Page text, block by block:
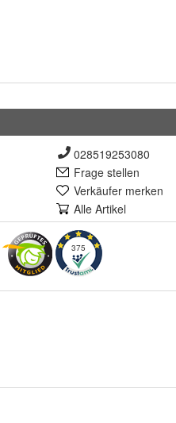
028519253080
Frage stellen
Verkäufer merken
Alle Artikel
375